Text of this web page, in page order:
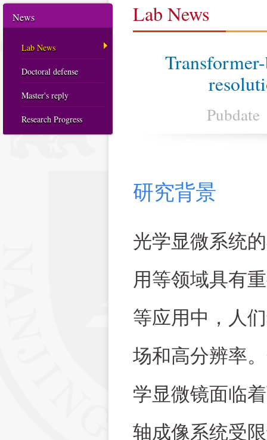
News
Lab News
Doctoral defense
Master's reply
Research Progress
Lab News
Pubdate
研究背景
光学显微系统
用等领域具有
等应用中，人
场和高分辨率
学显微镜面临
轴成像系统受